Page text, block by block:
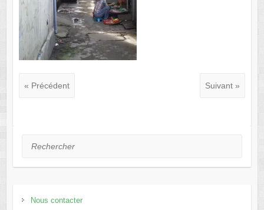
« Précédent Suivant »
Rechercher
Nous contacter